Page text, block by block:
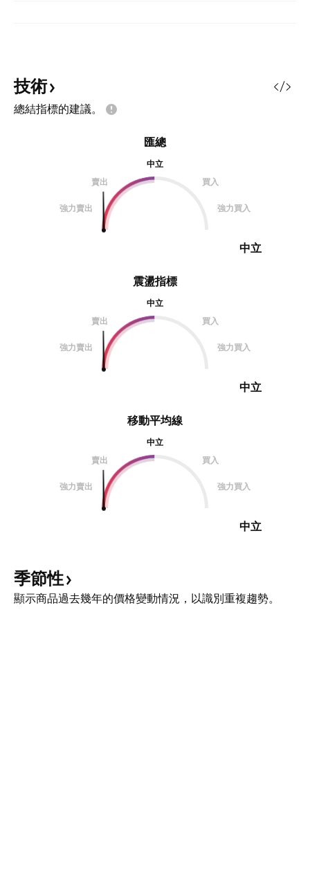
技術
總結指標的建議。
震盪指標
中立
賣出
買入
強力賣出 強力買入
中立
匯總
中立
賣出
買入
強力賣出 強力買入
中立
移動平均線
中立
賣出
買入
強力賣出 強力買入
中立
季節性
顯示商品過去幾年的價格變動情況，以識別重複趨勢。